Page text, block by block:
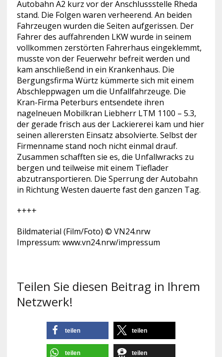
Autobahn A2 kurz vor der Anschlussstelle Rheda
stand. Die Folgen waren verheerend. An beiden
Fahrzeugen wurden die Seiten aufgerissen. Der
Fahrer des auffahrenden LKW wurde in seinem
vollkommen zerstörten Fahrerhaus eingeklemmt,
musste von der Feuerwehr befreit werden und
kam anschließend in ein Krankenhaus. Die
Bergungsfirma Würtz kümmerte sich mit einem
Abschleppwagen um die Unfallfahrzeuge. Die
Kran-Firma Peterburs entsendete ihren
nagelneuen Mobilkran Liebherr LTM 1100 – 5.3,
der gerade frisch aus der Lackiererei kam und hier
seinen allerersten Einsatz absolvierte. Selbst der
Firmenname stand noch nicht einmal drauf.
Zusammen schafften sie es, die Unfallwracks zu
bergen und teilweise mit einem Tieflader
abzutransportieren. Die Sperrung der Autobahn
in Richtung Westen dauerte fast den ganzen Tag.
++++
Bildmaterial (Film/Foto) © VN24.nrw
Impressum: www.vn24.nrw/impressum
Teilen Sie diesen Beitrag in Ihrem
Netzwerk!
teilen teilen
teilen teilen